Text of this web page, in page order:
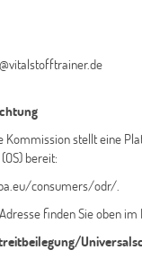
Kommission stellt eine
bereit:
consumers/odr/.
finden Sie oben